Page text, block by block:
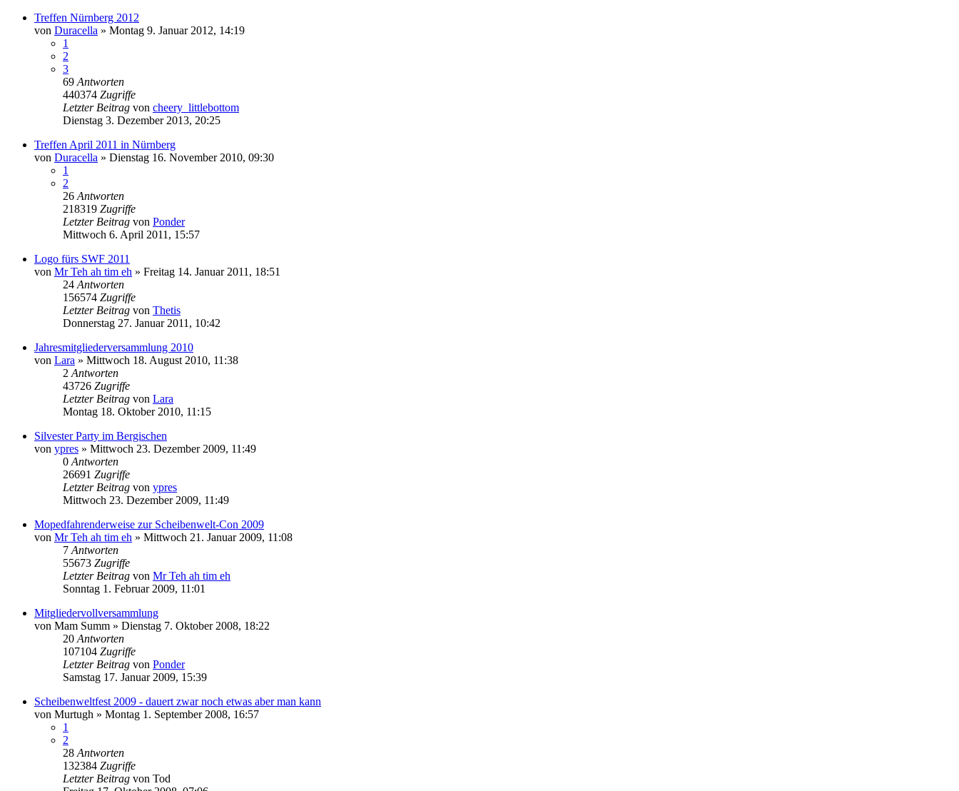
Treffen Nürnberg 2012
von Duracella » Montag 9. Januar 2012, 14:19
1
2
3
69 Antworten
440374 Zugriffe
Letzter Beitrag von cheery_littlebottom
Dienstag 3. Dezember 2013, 20:25
Treffen April 2011 in Nürnberg
von Duracella » Dienstag 16. November 2010, 09:30
1
2
26 Antworten
218319 Zugriffe
Letzter Beitrag von Ponder
Mittwoch 6. April 2011, 15:57
Logo fürs SWF 2011
von Mr Teh ah tim eh » Freitag 14. Januar 2011, 18:51
24 Antworten
156574 Zugriffe
Letzter Beitrag von Thetis
Donnerstag 27. Januar 2011, 10:42
Jahresmitgliederversammlung 2010
von Lara » Mittwoch 18. August 2010, 11:38
2 Antworten
43726 Zugriffe
Letzter Beitrag von Lara
Montag 18. Oktober 2010, 11:15
Silvester Party im Bergischen
von ypres » Mittwoch 23. Dezember 2009, 11:49
0 Antworten
26691 Zugriffe
Letzter Beitrag von ypres
Mittwoch 23. Dezember 2009, 11:49
Mopedfahrenderweise zur Scheibenwelt-Con 2009
von Mr Teh ah tim eh » Mittwoch 21. Januar 2009, 11:08
7 Antworten
55673 Zugriffe
Letzter Beitrag von Mr Teh ah tim eh
Sonntag 1. Februar 2009, 11:01
Mitgliedervollversammlung
von Mam Summ » Dienstag 7. Oktober 2008, 18:22
20 Antworten
107104 Zugriffe
Letzter Beitrag von Ponder
Samstag 17. Januar 2009, 15:39
Scheibenweltfest 2009 - dauert zwar noch etwas aber man kann
von Murtugh » Montag 1. September 2008, 16:57
1
2
28 Antworten
132384 Zugriffe
Letzter Beitrag von Tod